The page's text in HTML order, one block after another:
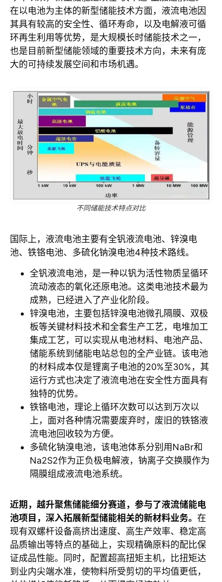
在以电池为主体的新型储能技术方面，液流电池因
其具有较高的安全性、循环寿命，以及电解液可循
环再生利用等优势，是大规模长时储能技术之一，
也是目前新型储能领域的重要技术方向，未来有庞
大的可持续发展空间和市场机遇。
不同储能技术特点对比
国际上，液流电池主要有全钒液流电池、锌溴电
池、铁铬电池、多硫化钠溴电池4种技术路线。
全钒液流电池，是一种以钒为活性物质呈循环
流动液态的氧化还原电池。这类电池技术最为
成熟，已经进入了产业化阶段。
锌溴电池，主要包括锌溴电池微孔隔膜、双极
板等关键材料技术和全套生产工艺，电堆加工
集成工艺，可以实现从电池材料、电池产品、
储能系统到储能电站总包的全产业链。该电池
的材料成本仅是锂离子电池的20%至30%，其
运行方式也决定了液流电池在安全性方面具有
独特的优势。
铁铬电池，理论上循环次数可以达到万次以
上，面对各种情况需要废弃时，废旧的铁铬液
流电池回收较为方便。
多硫化钠溴电池，该电池体系分别用NaBr和
Na2S2作为正负极电解液，钠离子交换膜作为
隔膜组成液流电池系统。
近期，越升聚焦储能细分赛道，参与了液流储能电
池项目，深入拓展新型储能相关的新材料业务。 在
现有双螺杆设备高挤出速度、高生产效率、稳定高
品质输出等特点的基础上，实现精确原料的配比保
证成品性能。同时，配置超高扭矩主机，比扭矩达
到业内尖端水准，使物料所受剪切的平均值更低，